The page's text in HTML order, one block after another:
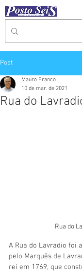
Post
Rua do
Mauro Franco
10 de mar. de 2021
Rua do
A Rua do Lavradio foi
pelo Marquês de
rei em 1769, que